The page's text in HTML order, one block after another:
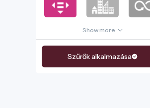
Show more
Szűrők alkalmazása